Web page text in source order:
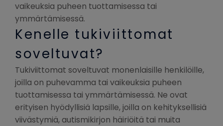
vaikeuksia puheen tuottamisessa tai
ymmärtämisessä.
Kenelle tukiviittomat
soveltuvat?
Tukiviittomat soveltuvat monenlaisille henkilöille,
joilla on puhevamma tai vaikeuksia puheen
tuottamisessa tai ymmärtämisessä. Ne ovat
erityisen hyödyllisiä lapsille, joilla on kehityksellisiä
viivästymiä, autismikirjon häiriöitä tai muita